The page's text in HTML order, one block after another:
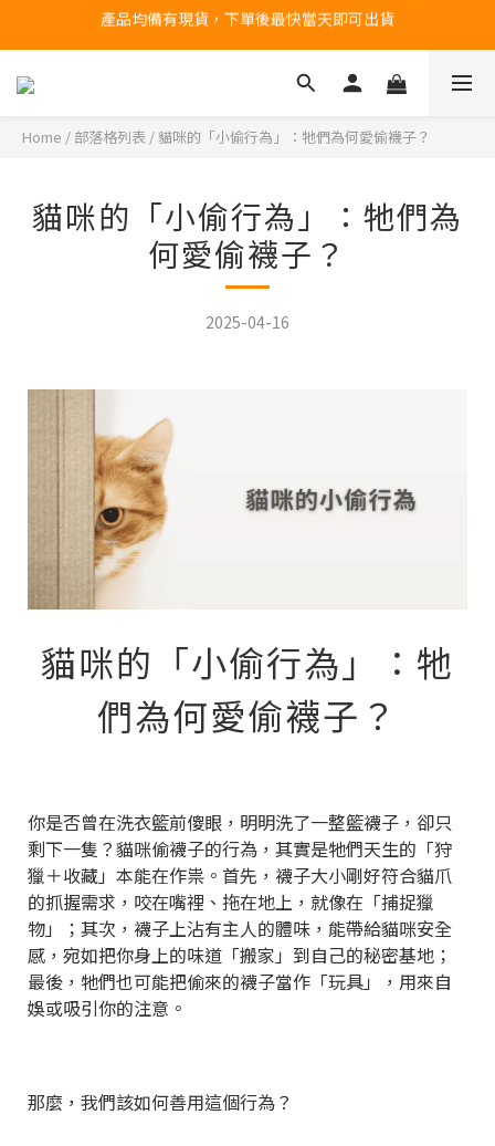
台北民權門市，現貨展示中
產品均備有現貨，下單後最快當天即可出貨
Home / 部落格列表 /貓咪的「小偷行為」：牠們為何愛偷襪子？
貓咪的「小偷行為」：牠們為
何愛偷襪子？
2025-04-16
貓咪的「小偷行為」：牠
們為何愛偷襪子？
你是否曾在洗衣籃前傻眼，明明洗了一整籃襪子，卻只
剩下一隻？貓咪偷襪子的行為，其實是牠們天生的「狩
獵＋收藏」本能在作祟。首先，襪子大小剛好符合貓爪
的抓握需求，咬在嘴裡、拖在地上，就像在「捕捉獵
物」；其次，襪子上沾有主人的體味，能帶給貓咪安全
感，宛如把你身上的味道「搬家」到自己的秘密基地；
最後，牠們也可能把偷來的襪子當作「玩具」，用來自
娛或吸引你的注意。
那麼，我們該如何善用這個行為？